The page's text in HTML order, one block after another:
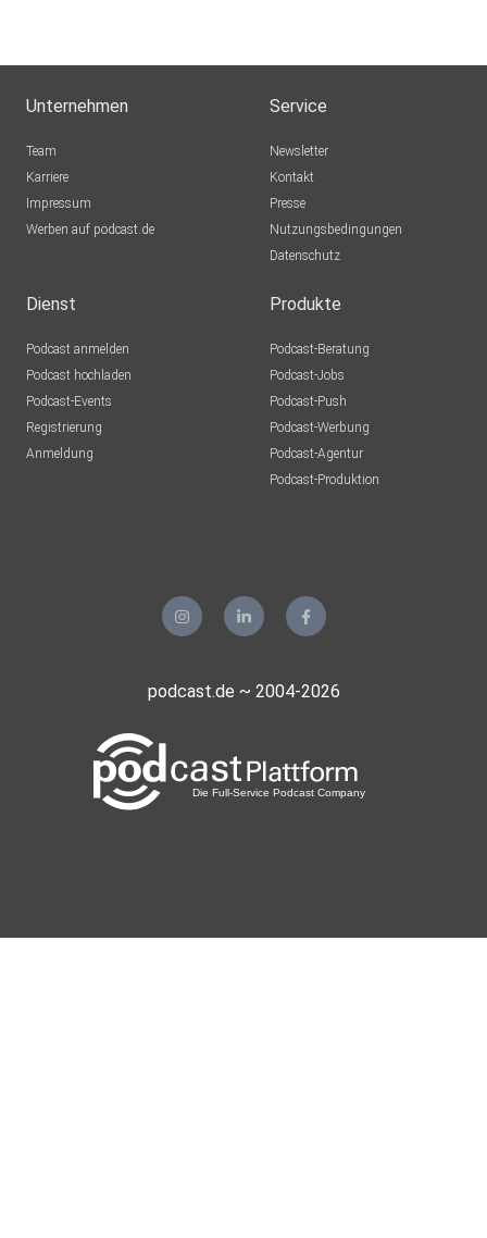
Unternehmen
Team
Karriere
Impressum
Werben auf podcast.de
Service
Newsletter
Kontakt
Presse
Nutzungsbedingungen
Datenschutz
Dienst
Podcast anmelden
Podcast hochladen
Podcast-Events
Registrierung
Anmeldung
Produkte
Podcast-Beratung
Podcast-Jobs
Podcast-Push
Podcast-Werbung
Podcast-Agentur
Podcast-Produktion
podcast.de ~ 2004-2026